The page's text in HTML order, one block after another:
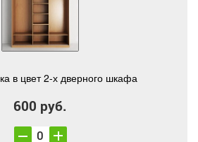
в цвет 2-х дверного шкафа
600 руб.